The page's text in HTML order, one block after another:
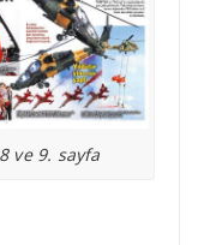
ve 9. sayfa